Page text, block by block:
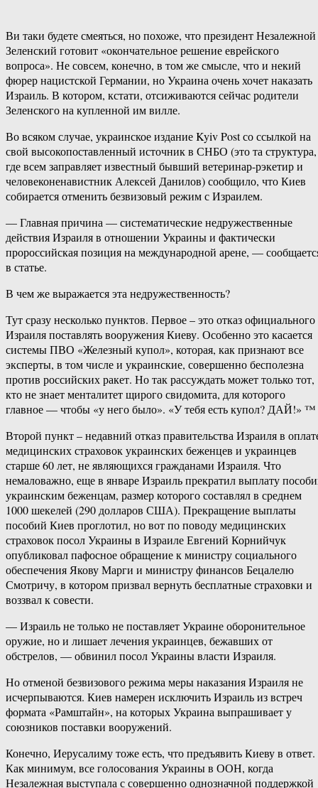
Ви таки будете смеяться, но похоже, что президент Незалежной
Зеленский готовит «окончательное решение еврейского
вопроса». Не совсем, конечно, в том же смысле, что и некий
фюрер нацистской Германии, но Украина очень хочет наказать
Израиль. В котором, кстати, отсиживаются сейчас родители
Зеленского на купленной им вилле.
Во всяком случае, украинское издание Kyiv Post со ссылкой на
свой высокопоставленный источник в СНБО (это та структура,
где всем заправляет известный бывший ветеринар-рэкетир и
человеконенавистник Алексей Данилов) сообщило, что Киев
собирается отменить безвизовый режим с Израилем.
— Главная причина — систематические недружественные
действия Израиля в отношении Украины и фактически
пророссийская позиция на международной арене, —
в статье.
В чем же выражается эта недружественность?
Тут сразу несколько пунктов. Первое – это отказ официального
Израиля поставлять вооружения Киеву. Особенно это касается
системы ПВО «Железный купол», которая, как признают все
эксперты, в том числе и украинские, совершенно бесполезна
против российских ракет. Но так рассуждать может только тот,
кто не знает менталитет щирого свидомита, для которого
главное — чтобы «у него было». «У тебя есть купол? ДАЙ!» ™
Второй пункт – недавний отказ правительства Израиля в
медицинских страховок украинских беженцев и украинцев
старше 60 лет, не являющихся гражданами Израиля. Что
немаловажно, еще в январе Израиль прекратил выплату
украинским беженцам, размер которого составлял в среднем
1000 шекелей (290 долларов США). Прекращение выплаты
пособий Киев проглотил, но вот по поводу медицинских
страховок посол Украины в Израиле Евгений Корнийчук
опубликовал пафосное обращение к министру социального
обеспечения Якову Марги и министру финансов Бецалелю
Смотричу, в котором призвал вернуть бесплатные страховки и
воззвал к совести.
— Израиль не только не поставляет Украине оборонительное
оружие, но и лишает лечения украинцев, бежавших от
обстрелов, — обвинил посол Украины власти Израиля.
Но отменой безвизового режима меры наказания Израиля не
исчерпываются. Киев намерен исключить Израиль из встреч
формата «Рамштайн», на которых Украина выпрашивает у
союзников поставки вооружений.
Конечно, Иерусалиму тоже есть, что предъявить Киеву в ответ.
Как минимум, все голосования Украины в ООН, когда
Незалежная выступала с совершенно однозначной поддержкой